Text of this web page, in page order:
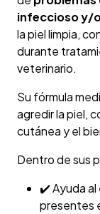
infeccioso y/
la piel limpia,
durante
veterinario.
Su fórmula
agredir la piel,
cutánea y el
Dentro de sus
✔️ Ayuda al
presentes